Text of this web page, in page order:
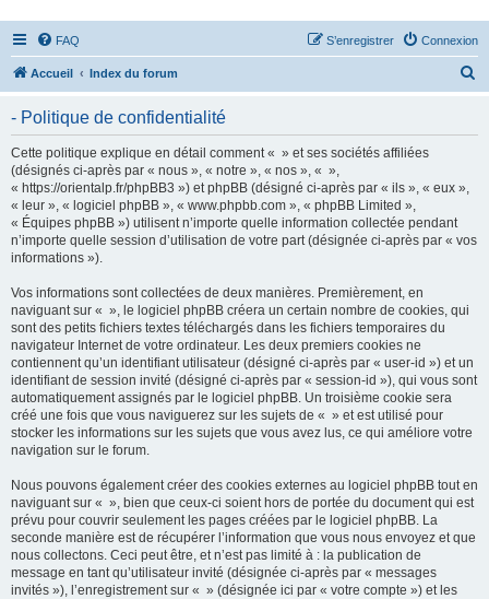
FAQ Connexion
S’enregistrer
Accueil Index du forum
- Politique de confidentialité
Cette politique explique en détail comment « » et ses sociétés affiliées
(désignés ci-après par « nous », « notre », « nos », « »,
« https://orientalp.fr/phpBB3 ») et phpBB (désigné ci-après par « ils », « eux »,
« leur », « logiciel phpBB », « www.phpbb.com », « phpBB Limited »,
« Équipes phpBB ») utilisent n’importe quelle information collectée pendant
n’importe quelle session d’utilisation de votre part (désignée ci-après par « vos
informations »).
Vos informations sont collectées de deux manières. Premièrement, en
naviguant sur « », le logiciel phpBB créera un certain nombre de cookies, qui
sont des petits fichiers textes téléchargés dans les fichiers temporaires du
navigateur Internet de votre ordinateur. Les deux premiers cookies ne
contiennent qu’un identifiant utilisateur (désigné ci-après par « user-id ») et un
identifiant de session invité (désigné ci-après par « session-id »), qui vous sont
automatiquement assignés par le logiciel phpBB. Un troisième cookie sera
créé une fois que vous naviguerez sur les sujets de « » et est utilisé pour
stocker les informations sur les sujets que vous avez lus, ce qui améliore votre
navigation sur le forum.
Nous pouvons également créer des cookies externes au logiciel phpBB tout en
naviguant sur « », bien que ceux-ci soient hors de portée du document qui est
prévu pour couvrir seulement les pages créées par le logiciel phpBB. La
seconde manière est de récupérer l’information que vous nous envoyez et que
nous collectons. Ceci peut être, et n’est pas limité à : la publication de
message en tant qu’utilisateur invité (désignée ci-après par « messages
invités »), l’enregistrement sur « » (désignée ici par « votre compte ») et les